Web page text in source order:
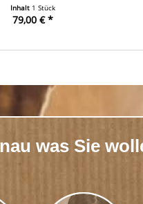
Inhalt 1 Stück
79,00 € *
was Sie